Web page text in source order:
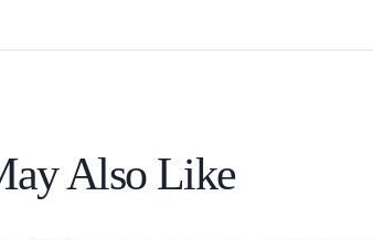
Also Like